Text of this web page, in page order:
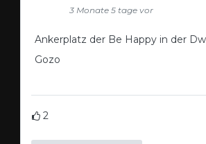
3 Monate 5 tage vor
Ankerplatz der Be Happy in der
Gozo
2